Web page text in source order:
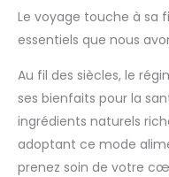
Le voyage touche à sa
essentiels que nous
Au fil des siècles, le
ses bienfaits pour la
ingrédients naturels
adoptant ce mode
prenez soin de votre